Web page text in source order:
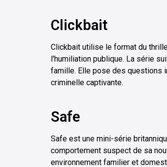
Clickbait
Clickbait utilise le format du
l'humiliation publique. La série
famille. Elle pose des questions
criminelle captivante.
Safe
Safe est une mini-série
comportement suspect de sa
environnement familier et